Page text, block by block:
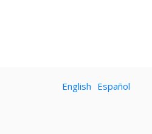
English Español